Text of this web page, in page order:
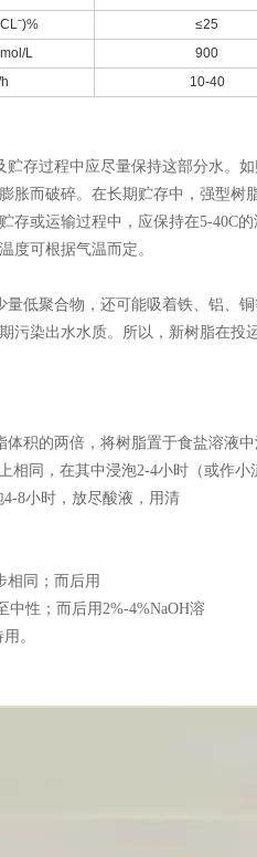
≤25
L
900
10-40
存过程中应尽量保持这部分水。
胀而破碎。在长期贮存中，强型
存或运输过程中，应保持在5-40C
度可根据气温而定。
低聚合物，还可能吸着铁、铝、
污染出水水质。所以，新树脂在投
积的两倍，将树脂置于食盐溶液
相同，在其中浸泡2-4小时（或作
8小时，放尽酸液，用清
相同；而后用
性；而后用2%-4%NaOH溶
。